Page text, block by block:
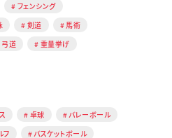
フェンシング
剣道
馬術
弓道 重量挙げ
卓球
バレーボール
フ
バスケットボール